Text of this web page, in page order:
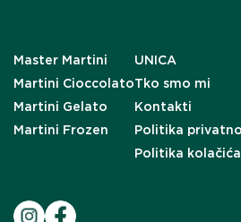
Master Martini
Martini Cioccolato
Martini Gelato
Martini Frozen
UNICA
Tko smo mi
Kontakti
Politika
Politika kolačića